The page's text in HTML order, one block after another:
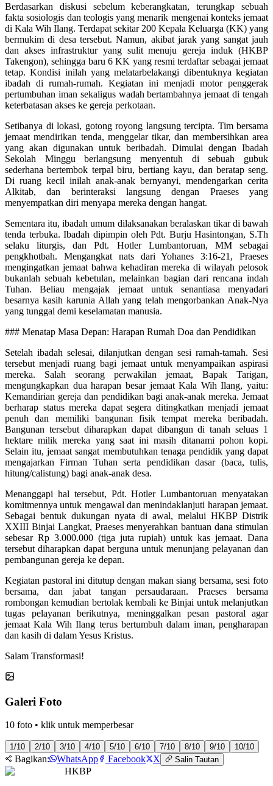
Berdasarkan diskusi sebelum keberangkatan, terungkap sebuah
fakta sosiologis dan teologis yang menarik mengenai konteks jemaat
di Kala Wih Ilang. Terdapat sekitar 200 Kepala Keluarga (KK) yang
bermukim di desa tersebut. Namun, akibat jarak yang sangat jauh
dan akses infrastruktur yang sulit menuju gereja induk (HKBP
Takengon), sehingga baru 6 KK yang resmi terdaftar sebagai jemaat
tetap. Kondisi inilah yang melatarbelakangi dibentuknya kegiatan
ibadah di rumah-rumah. Kegiatan ini menjadi motor penggerak
pertumbuhan iman sekaligus wadah bertambahnya jemaat di tengah
keterbatasan akses ke gereja perkotaan.
Setibanya di lokasi, gotong royong langsung tercipta. Tim bersama
jemaat mendirikan tenda, menggelar tikar, dan membersihkan area
yang akan digunakan untuk beribadah. Dimulai dengan Ibadah
Sekolah Minggu berlangsung menyentuh di sebuah gubuk
sederhana bertembok terpal biru, bertiang kayu, dan beratap seng.
Di ruang kecil inilah anak-anak bernyanyi, mendengarkan cerita
Alkitab, dan berinteraksi langsung dengan Praeses yang
menyempatkan diri menyapa mereka dengan hangat.
Sementara itu, ibadah umum dilaksanakan beralaskan tikar di bawah
tenda terbuka. Ibadah dipimpin oleh Pdt. Burju Hasintongan, S.Th
selaku liturgis, dan Pdt. Hotler Lumbantoruan, MM sebagai
pengkhotbah. Mengangkat nats dari Yohanes 3:16-21, Praeses
mengingatkan jemaat bahwa kehadiran mereka di wilayah pelosok
bukanlah sebuah kebetulan, melainkan bagian dari rencana indah
Tuhan. Beliau mengajak jemaat untuk senantiasa menyadari
besarnya kasih karunia Allah yang telah mengorbankan Anak-Nya
yang tunggal demi keselamatan manusia.
### Menatap Masa Depan: Harapan Rumah Doa dan Pendidikan
Setelah ibadah selesai, dilanjutkan dengan sesi ramah-tamah. Sesi
tersebut menjadi ruang bagi jemaat untuk menyampaikan aspirasi
mereka. Salah seorang perwakilan jemaat, Bapak Tarigan,
mengungkapkan dua harapan besar jemaat Kala Wih Ilang, yaitu:
Kemandirian gereja dan pendidikan bagi anak-anak mereka. Jemaat
berharap status mereka dapat segera ditingkatkan menjadi jemaat
penuh dan memiliki bangunan fisik tempat mereka beribadah.
Bangunan tersebut diharapkan dapat dibangun di tanah seluas 1
hektare milik mereka yang saat ini masih ditanami pohon kopi.
Selain itu, jemaat sangat membutuhkan tenaga pendidik yang dapat
mengajarkan Firman Tuhan serta pendidikan dasar (baca, tulis,
hitung/calistung) bagi anak-anak desa.
Menanggapi hal tersebut, Pdt. Hotler Lumbantoruan menyatakan
komitmennya untuk mengawal dan menindaklanjuti harapan jemaat.
Sebagai bentuk dukungan nyata di awal, melalui HKBP Distrik
XXIII Binjai Langkat, Praeses menyerahkan bantuan dana stimulan
sebesar Rp 3.000.000 (tiga juta rupiah) untuk kas jemaat. Dana
tersebut diharapkan dapat berguna untuk menunjang pelayanan dan
pembangunan gereja ke depan.
Kegiatan pastoral ini ditutup dengan makan siang bersama, sesi foto
bersama, dan jabat tangan persaudaraan. Praeses bersama
rombongan kemudian bertolak kembali ke Binjai untuk melanjutkan
tugas pelayanan berikutnya, meninggalkan pesan pastoral agar
jemaat Kala Wih Ilang terus bertumbuh dalam iman, pengharapan
dan kasih di dalam Yesus Kristus.
Salam Transformasi!
Galeri Foto
10 foto • klik untuk memperbesar
1/10 2/10 3/10 4/10 5/10 6/10 7/10 8/10 9/10 10/10
Bagikan: WhatsApp Facebook X Salin Tautan
HKBP